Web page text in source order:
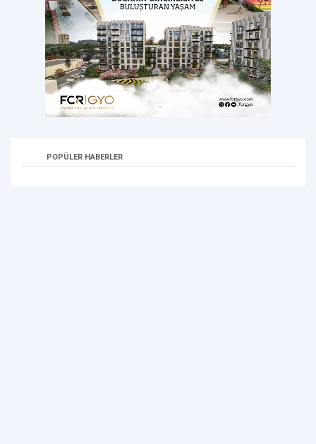
POPÜLER HABERLER